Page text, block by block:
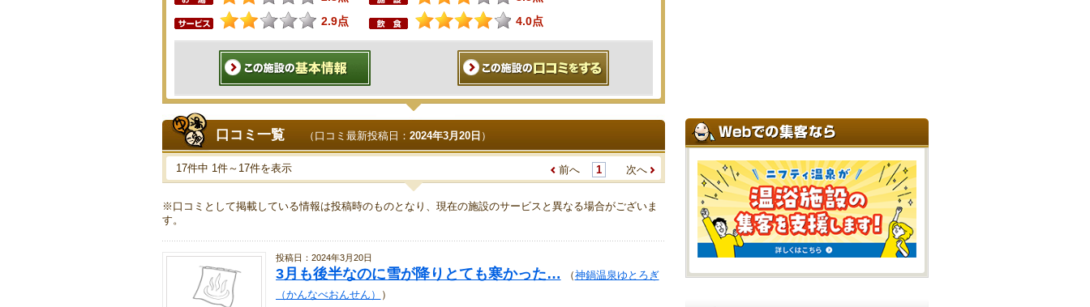
2.9点
4.0点
口コミ一覧 （口コミ最新投稿日： 2024年3月20日 ）
17件中 1件～17件を表示 前へ 1 次へ
※口コミとして掲載している情報は投稿時のものとなり、現在の施設のサービスと異なる場合がございま
す。
投稿日：2024年3月20日
3月も後半なのに雪が降りとても寒かった… （神鍋温泉ゆとろぎ
（かんなべおんせん）
）